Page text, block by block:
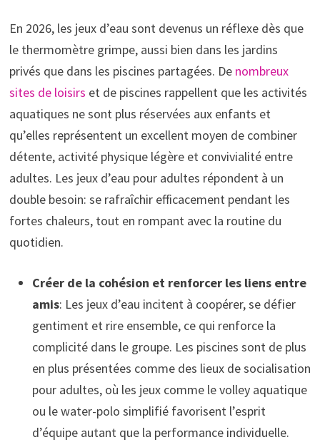
En 2026, les jeux d’eau sont devenus un réflexe dès que
le thermomètre grimpe, aussi bien dans les jardins
privés que dans les piscines partagées. De nombreux
sites de loisirs et de piscines rappellent que les activités
aquatiques ne sont plus réservées aux enfants et
qu’elles représentent un excellent moyen de combiner
détente, activité physique légère et convivialité entre
adultes. Les jeux d’eau pour adultes répondent à un
double besoin: se rafraîchir efficacement pendant les
fortes chaleurs, tout en rompant avec la routine du
quotidien.
Créer de la cohésion et renforcer les liens entre
amis: Les jeux d’eau incitent à coopérer, se défier
gentiment et rire ensemble, ce qui renforce la
complicité dans le groupe. Les piscines sont de plus
en plus présentées comme des lieux de socialisation
pour adultes, où les jeux comme le volley aquatique
ou le water-polo simplifié favorisent l’esprit
d’équipe autant que la performance individuelle.